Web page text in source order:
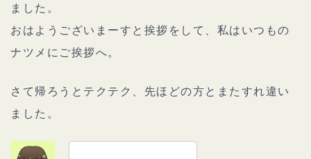
ました。
おはようございまーすと挨拶をして、私はいつもの
ナツメにご挨拶へ。
さて帰ろうとテクテク、先ほどの方とまたすれ違い
ました。